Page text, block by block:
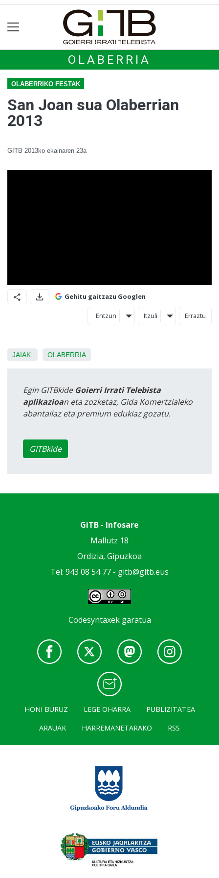
OLABERRIA
OLABERRIKO FESTAK
San Joan sua Olaberrian
2013
GITB 2013ko ekainaren 23a
Gehitu gaitzazu Googlen
Entzun Itzuli Erraztu
JAIAK OLABERRIA
Egin GITBkide Goierri Irrati Telebista
aplikazioan eta zozketaz, Gida Komertzialeko
abantailaz eta premium edukiaz gozatu.
GITBkide
GiTB - Infosare
Mallutz 18
Ordizia, Gipuzkoa
Tel: 943 08 54 77 - gitb@gitb.eus
Codesyntaxek garatua
HONI BURUZ LEGE OHARRA
PUBLIZITATEA
ARAUAK
HARREMANETARAKO RSS